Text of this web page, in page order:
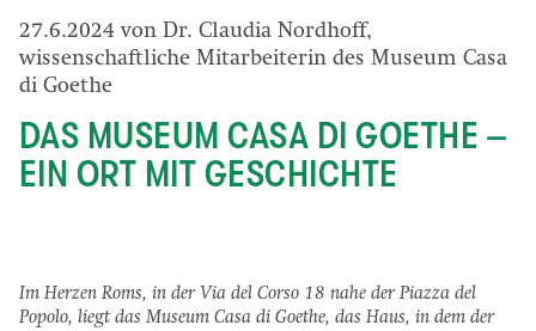
DAS MUSEUM CASA DI GOETHE –
EIN ORT MIT GESCHICHTE
27.6.2024 von Dr. Claudia Nordhoff,
wissenschaftliche Mitarbeiterin des Museum Casa
di Goethe
Im Herzen Roms, in der Via del Corso 18 nahe der Piazza del
Popolo, liegt das Museum Casa di Goethe, das Haus, in dem der